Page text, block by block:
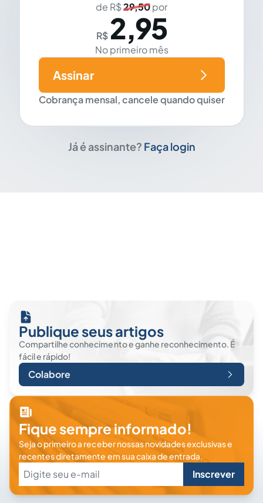
de R$29,50por
R$ 2,95
No primeiro mês
Cobrança mensal, cancele quando quiser
Assinar
Já é assinante? Faça login
Publique seus artigos
Compartilhe conhecimento e ganhe reconhecimento. É
fácil e rápido!
Colabore
Fique sempre informado!
Seja o primeiro a receber nossas novidades exclusivas e
recentes diretamente em sua caixa de entrada.
Inscrever